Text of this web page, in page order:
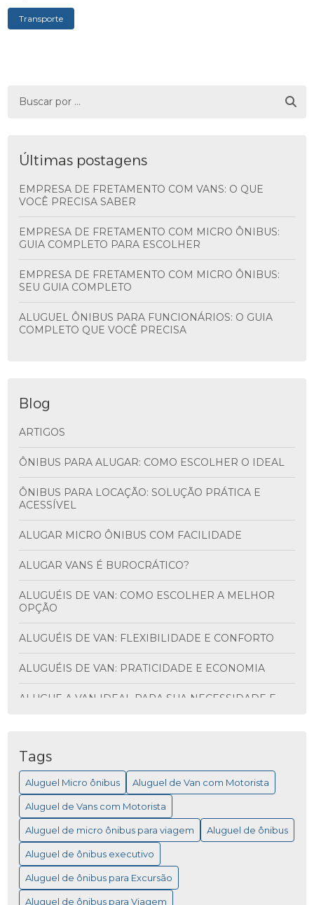
Transporte
Últimas postagens
EMPRESA DE FRETAMENTO COM VANS: O QUE
VOCÊ PRECISA SABER
EMPRESA DE FRETAMENTO COM MICRO ÔNIBUS:
GUIA COMPLETO PARA ESCOLHER
EMPRESA DE FRETAMENTO COM MICRO ÔNIBUS:
SEU GUIA COMPLETO
ALUGUEL ÔNIBUS PARA FUNCIONÁRIOS: O GUIA
COMPLETO QUE VOCÊ PRECISA
Blog
ARTIGOS
ÔNIBUS PARA ALUGAR: COMO ESCOLHER O IDEAL
ÔNIBUS PARA LOCAÇÃO: SOLUÇÃO PRÁTICA E
ACESSÍVEL
ALUGAR MICRO ÔNIBUS COM FACILIDADE
ALUGAR VANS É BUROCRÁTICO?
ALUGUÉIS DE VAN: COMO ESCOLHER A MELHOR
OPÇÃO
ALUGUÉIS DE VAN: FLEXIBILIDADE E CONFORTO
ALUGUÉIS DE VAN: PRATICIDADE E ECONOMIA
ALUGUE A VAN IDEAL PARA SUA NECESSIDADE E
PRATICIDADE
ALUGUEL DE MICRO ÔNIBUS PARA EVENTOS
ALUGUEL DE MICRO ÔNIBUS: COMO ESCOLHER A
MELHOR OPÇÃO PARA SUA VIAGEM
ALUGUEL DE MICRO ÔNIBUS: COMO ESCOLHER A
MELHOR OPÇÃO PARA VIAGEM
ALUGUEL DE MICRO ÔNIBUS: SAIBA COMO
Tags
Aluguel Micro ônibus Aluguel de Van com Motorista
Aluguel de Vans com Motorista
Aluguel de micro ônibus para viagem Aluguel de ônibus
Aluguel de ônibus executivo
Aluguel de ônibus para Excursão
Aluguel de ônibus para Viagem